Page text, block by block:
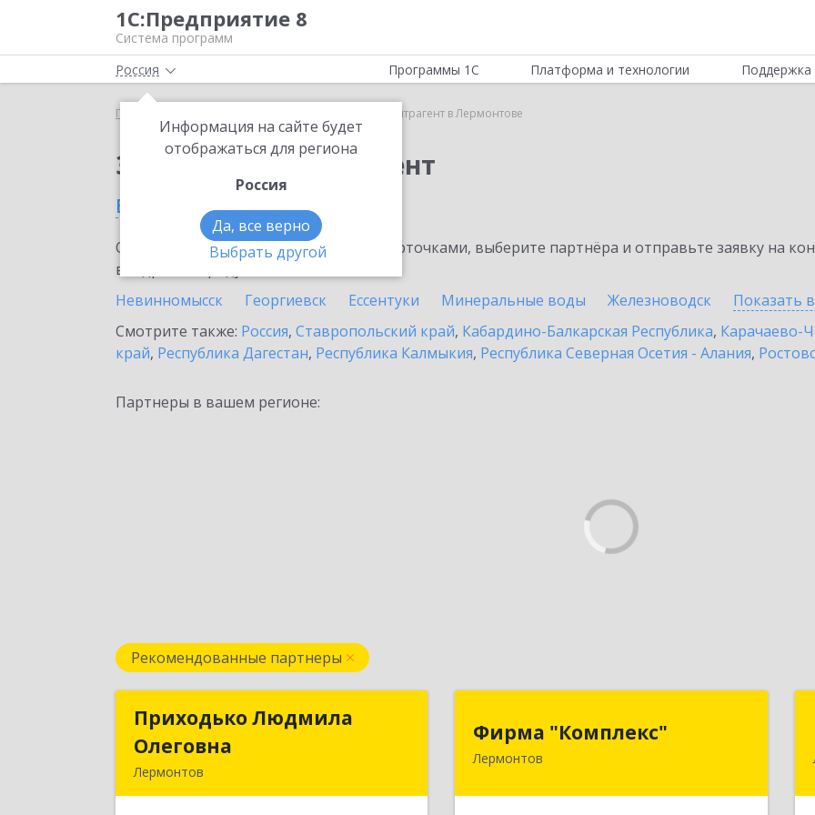
1С:Предприятие 8
Система программ
Россия
Информация на сайте будет
отображаться для региона
Россия
Да, все верно
Выбрать другой
Программы 1С Платформа и технологии Поддержка
Главная 1С:Контрагент в Лермонтове
Заказать 1С:Контрагент
в Лермонтове
Ознакомьтесь с информационными карточками, выберите партнёра и отправьте заявку на
внедрение продукта.
Невинномысск
Георгиевск Ессентуки Минеральные воды Железноводск Показать
Смотрите также: Россия, Ставропольский край, Кабардино-Балкарская Республика, Карачаево-
край, Республика Дагестан, Республика Калмыкия, Республика Северная Осетия - Алания,
Партнеры в вашем регионе:
Рекомендованные партнеры
Приходько Людмила
Олеговна
Лермонтов
Приходько Людмила
Фирма "Комплекс"
Лермонтов357348, Ставропольский край,